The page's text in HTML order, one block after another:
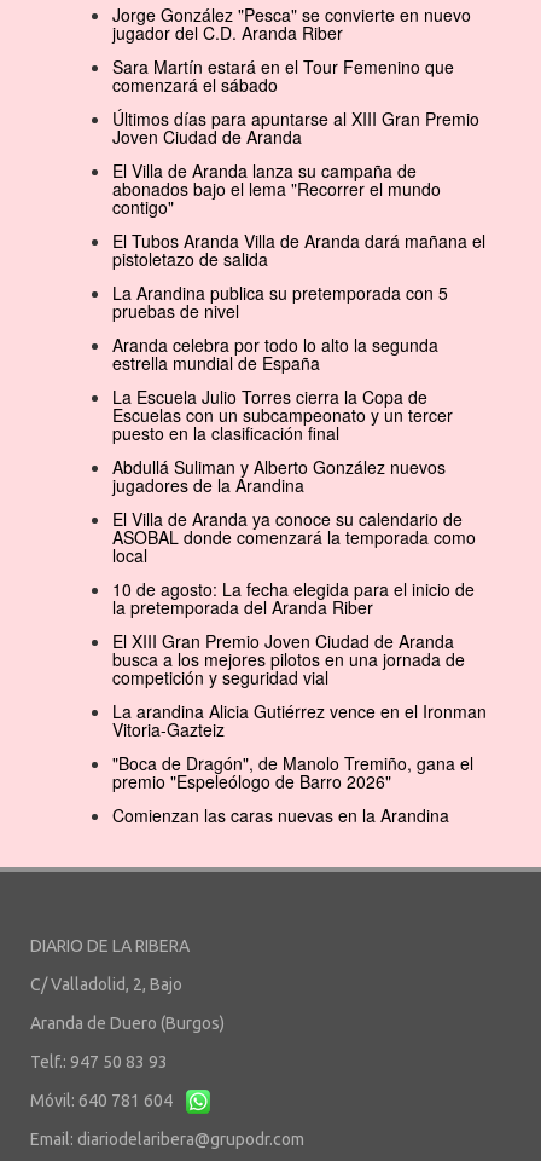
Jorge González "Pesca" se convierte en nuevo
jugador del C.D. Aranda Riber
Sara Martín estará en el Tour Femenino que
comenzará el sábado
Últimos días para apuntarse al XIII Gran Premio
Joven Ciudad de Aranda
El Villa de Aranda lanza su campaña de
abonados bajo el lema "Recorrer el mundo
contigo"
El Tubos Aranda Villa de Aranda dará mañana el
pistoletazo de salida
La Arandina publica su pretemporada con 5
pruebas de nivel
Aranda celebra por todo lo alto la segunda
estrella mundial de España
La Escuela Julio Torres cierra la Copa de
Escuelas con un subcampeonato y un tercer
puesto en la clasificación final
Abdullá Suliman y Alberto González nuevos
jugadores de la Arandina
El Villa de Aranda ya conoce su calendario de
ASOBAL donde comenzará la temporada como
local
10 de agosto: La fecha elegida para el inicio de
la pretemporada del Aranda Riber
El XIII Gran Premio Joven Ciudad de Aranda
busca a los mejores pilotos en una jornada de
competición y seguridad vial
La arandina Alicia Gutiérrez vence en el Ironman
Vitoria-Gazteiz
"Boca de Dragón", de Manolo Tremiño, gana el
premio "Espeleólogo de Barro 2026"
Comienzan las caras nuevas en la Arandina
DIARIO DE LA RIBERA
C/ Valladolid, 2, Bajo
Aranda de Duero (Burgos)
Telf.: 947 50 83 93
Móvil: 640 781 604
Email: diariodelaribera@grupodr.com